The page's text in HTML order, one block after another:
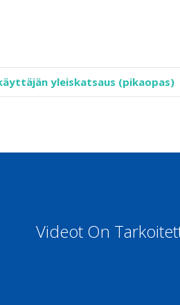
yleiskatsaus (pikaopas)
Videot On